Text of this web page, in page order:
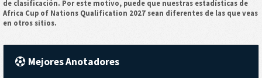
de clasificación. Por este motivo, puede que nuestras estadísticas de
Africa Cup of Nations Qualification 2027 sean diferentes de las que veas
en otros sitios.
Mejores Anotadores